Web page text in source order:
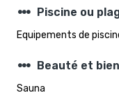
steppers Piscine ou
Equipements de
steppers Beauté et
Sauna